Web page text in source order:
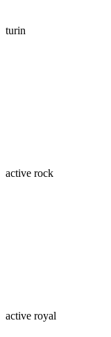
turin
active rock
active royal